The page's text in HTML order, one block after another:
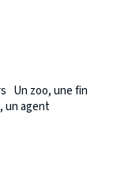
Un zoo, une fin
un agent